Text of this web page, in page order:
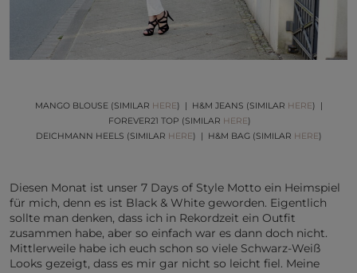
MANGO BLOUSE (SIMILAR HERE) | H&M JEANS (SIMILAR HERE) |
FOREVER21 TOP (SIMILAR HERE)
DEICHMANN HEELS (SIMILAR HERE) | H&M BAG (SIMILAR HERE)
Diesen Monat ist unser 7 Days of Style Motto ein Heimspiel
für mich, denn es ist Black & White geworden. Eigentlich
sollte man denken, dass ich in Rekordzeit ein Outfit
zusammen habe, aber so einfach war es dann doch nicht.
Mittlerweile habe ich euch schon so viele Schwarz-Weiß
Looks gezeigt, dass es mir gar nicht so leicht fiel. Meine